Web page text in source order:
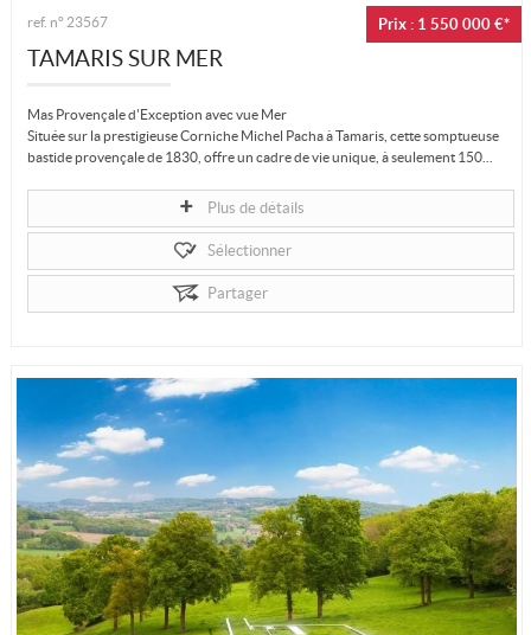
Prix : 1 550 000 €*
ref. n° 23567
TAMARIS SUR MER
Mas Provençale d'Exception avec vue Mer
Située sur la prestigieuse Corniche Michel Pacha à Tamaris, cette somptueuse
bastide provençale de 1830, offre un cadre de vie unique, à seulement 150...
Plus de détails
Sélectionner
Partager